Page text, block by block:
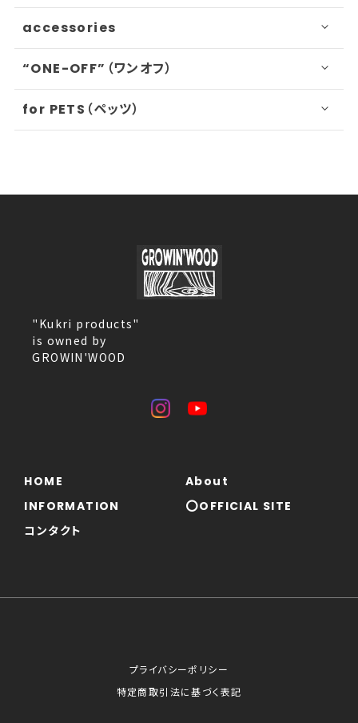
accessories
“ONE-OFF”（ワンオフ）
for PETS（ペッツ）
"Kukri products"
is owned by
GROWIN'WOOD
HOME
About
INFORMATION
⭕OFFICIAL SITE
コンタクト
プライバシーポリシー
特定商取引法に基づく表記